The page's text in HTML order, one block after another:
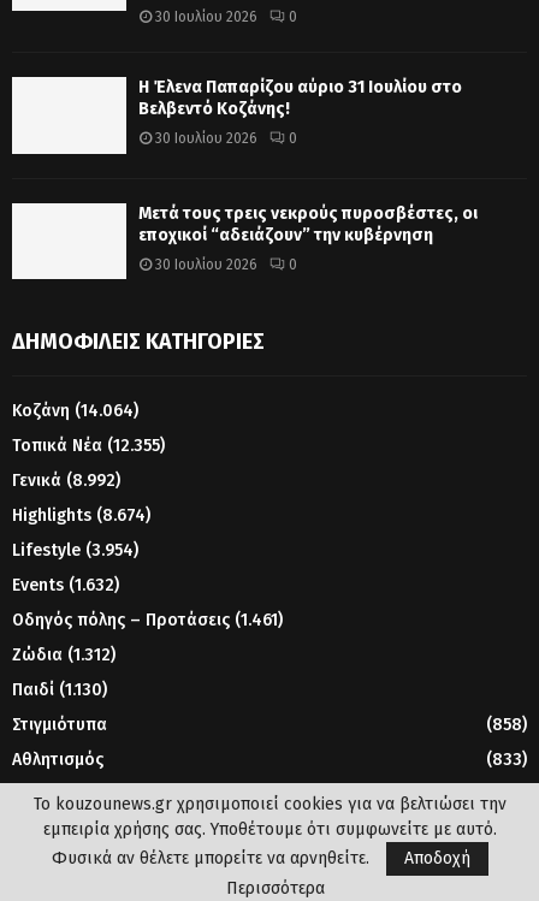
30 Ιουλίου 2026 0
Η Έλενα Παπαρίζου αύριο 31 Ιουλίου στο
Βελβεντό Κοζάνης!
30 Ιουλίου 2026 0
Μετά τους τρεις νεκρούς πυροσβέστες, οι
εποχικοί “αδειάζουν” την κυβέρνηση
30 Ιουλίου 2026 0
ΔΗΜΟΦΙΛΕΊΣ ΚΑΤΗΓΟΡΊΕΣ
Κοζάνη (14.064)
Τοπικά Νέα (12.355)
Γενικά (8.992)
Highlights (8.674)
Lifestyle (3.954)
Events (1.632)
Οδηγός πόλης – Προτάσεις (1.461)
Ζώδια (1.312)
Παιδί (1.130)
Στιγμιότυπα
(858)
Αθλητισμός
(833)
Γυναίκα
© 2023 - www.kouzounews.gr
Το kouzounews.gr χρησιμοποιεί cookies για να βελτιώσει την
εμπειρία χρήσης σας. Υποθέτουμε ότι συμφωνείτε με αυτό.
Φυσικά αν θέλετε μπορείτε να αρνηθείτε.
Αποδοχή
Περισσότερα